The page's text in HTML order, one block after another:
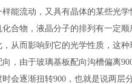
能流动，又具有晶体的某些光
合物，液晶分子的排列有一定
从而影响到它的光学性质，这种
，由于玻璃基板配向沟槽偏离
会逐渐扭转900，也就是说两层